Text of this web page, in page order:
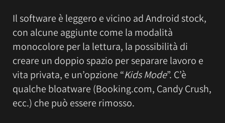
Il software è leggero e vicino ad Android stock,
con alcune aggiunte come la modalità
monocolore per la lettura, la possibilità di
creare un doppio spazio per separare lavoro e
vita privata, e un’opzione “Kids Mode”. C’è
qualche bloatware (Booking.com, Candy Crush,
ecc.) che può essere rimosso.